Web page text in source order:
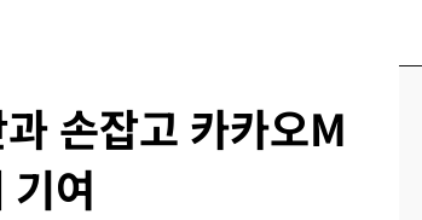
손잡고 카카오M
여